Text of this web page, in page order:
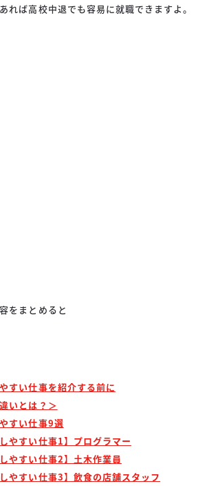
れば高校中退でも容易に就職できますよ。
をまとめると
すい仕事を紹介する前に
いとは？＞
すい仕事9選
やすい仕事1】プログラマー
やすい仕事2】土木作業員
やすい仕事3】飲食の店舗スタッフ